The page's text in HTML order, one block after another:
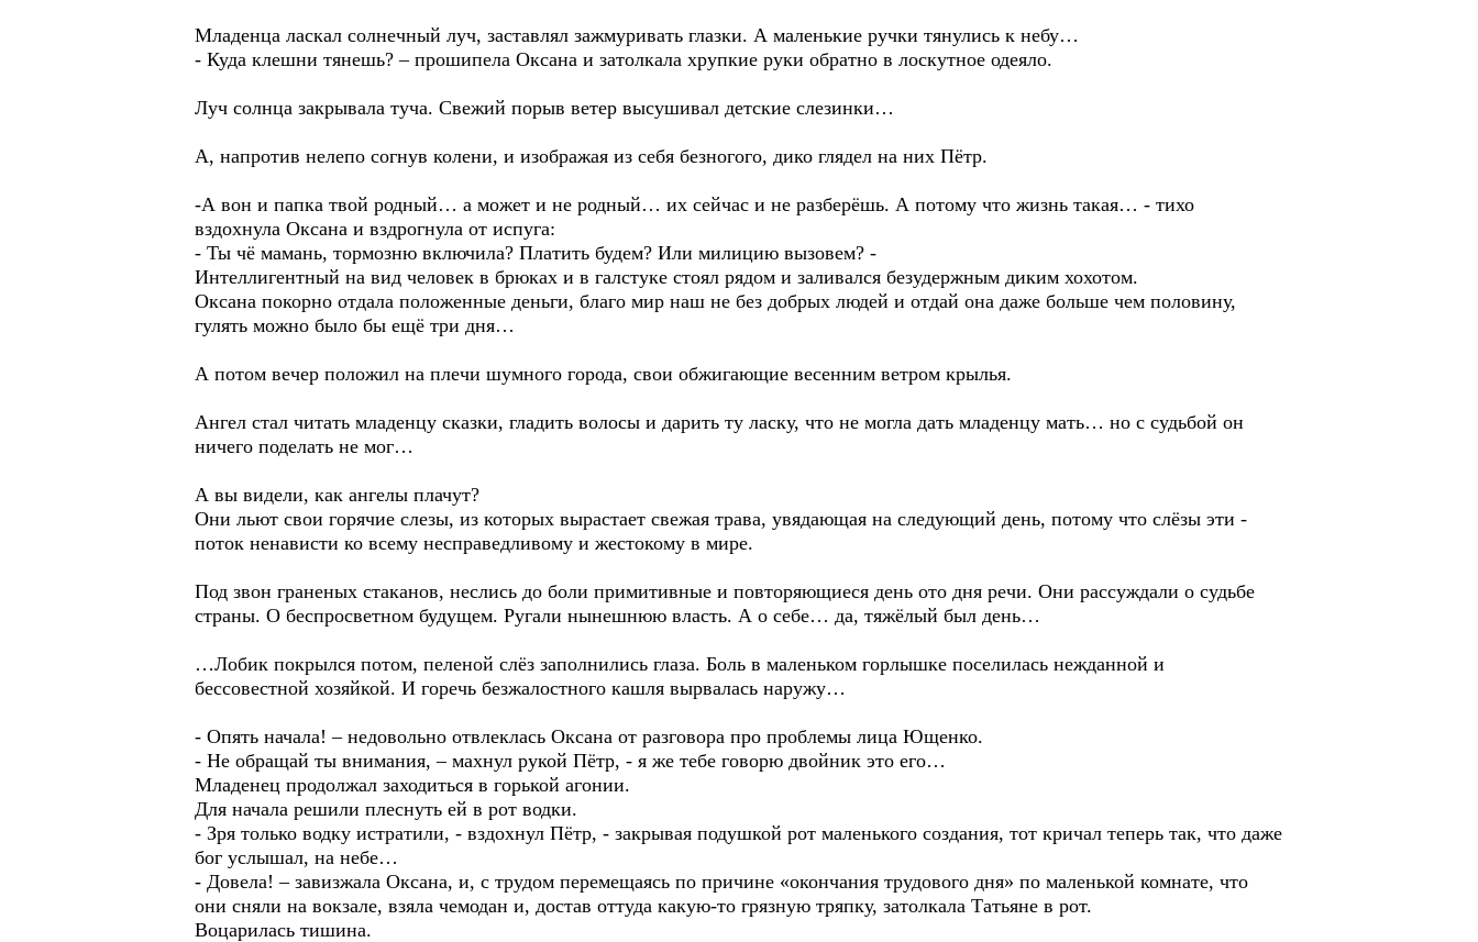
Младенца ласкал солнечный луч, заставлял зажмуривать глазки. А маленькие ручки тянулись к небу…
- Куда клешни тянешь? – прошипела Оксана и затолкала хрупкие руки обратно в лоскутное одеяло.
Луч солнца закрывала туча. Свежий порыв ветер высушивал детские слезинки…
А, напротив нелепо согнув колени, и изображая из себя безногого, дико глядел на них Пётр.
-А вон и папка твой родный… а может и не родный… их сейчас и не разберёшь. А потому что жизнь такая… - тихо
вздохнула Оксана и вздрогнула от испуга:
- Ты чё мамань, тормозню включила? Платить будем? Или милицию вызовем? -
Интеллигентный на вид человек в брюках и в галстуке стоял рядом и заливался безудержным диким хохотом.
Оксана покорно отдала положенные деньги, благо мир наш не без добрых людей и отдай она даже больше чем половину,
гулять можно было бы ещё три дня…
А потом вечер положил на плечи шумного города, свои обжигающие весенним ветром крылья.
Ангел стал читать младенцу сказки, гладить волосы и дарить ту ласку, что не могла дать младенцу мать… но с судьбой он
ничего поделать не мог…
А вы видели, как ангелы плачут?
Они льют свои горячие слезы, из которых вырастает свежая трава, увядающая на следующий день, потому что слёзы эти -
поток ненависти ко всему несправедливому и жестокому в мире.
Под звон граненых стаканов, неслись до боли примитивные и повторяющиеся день ото дня речи. Они рассуждали о судьбе
страны. О беспросветном будущем. Ругали нынешнюю власть. А о себе… да, тяжёлый был день…
…Лобик покрылся потом, пеленой слёз заполнились глаза. Боль в маленьком горлышке поселилась нежданной и
бессовестной хозяйкой. И горечь безжалостного кашля вырвалась наружу…
- Опять начала! – недовольно отвлеклась Оксана от разговора про проблемы лица Ющенко.
- Не обращай ты внимания, – махнул рукой Пётр, - я же тебе говорю двойник это его…
Младенец продолжал заходиться в горькой агонии.
Для начала решили плеснуть ей в рот водки.
- Зря только водку истратили, - вздохнул Пётр, - закрывая подушкой рот маленького создания, тот кричал теперь так, что даже
бог услышал, на небе…
- Довела! – завизжала Оксана, и, с трудом перемещаясь по причине «окончания трудового дня» по маленькой комнате, что
они сняли на вокзале, взяла чемодан и, достав оттуда какую-то грязную тряпку, затолкала Татьяне в рот.
Воцарилась тишина.